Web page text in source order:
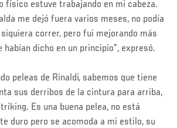
físico estuve trabajando en mi cabeza.
me dejó fuera varios meses, no podía
correr, pero fui mejorando más
habían dicho en un principio”, expresó.
peleas de Rinaldi, sabemos que tiene
sus derribos de la cintura para arriba,
Es una buena pelea, no está
duro pero se acomoda a mi estilo, su